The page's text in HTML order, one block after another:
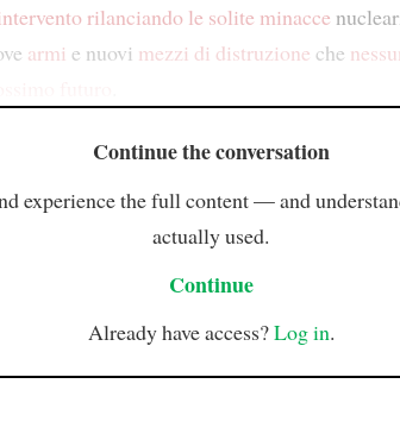
rilanciando le solite minacce
armi e nuovi mezzi di distruzione che
Continue the conversation
experience the full content — and
actually used.
Continue
Already have access?Log in.